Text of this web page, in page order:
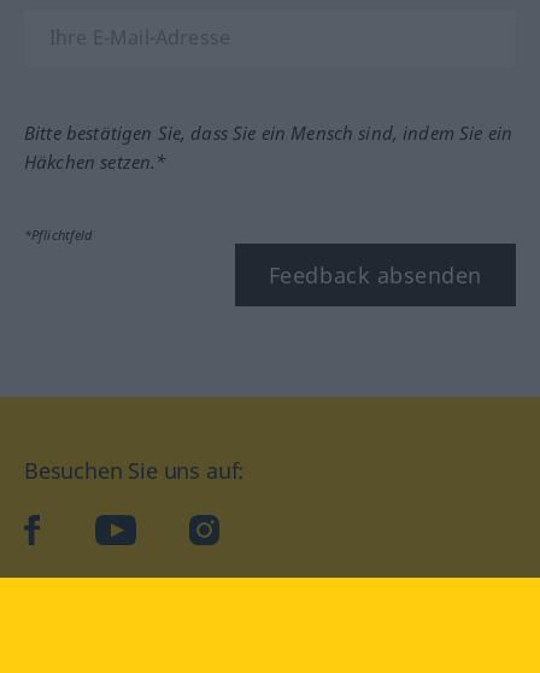
Bitte bestätigen Sie, dass Sie ein Mensch sind, indem Sie ein
Häkchen setzen.*
*Pflichtfeld
Feedback absenden
Besuchen Sie uns auf:
facebookYouTube Instagram